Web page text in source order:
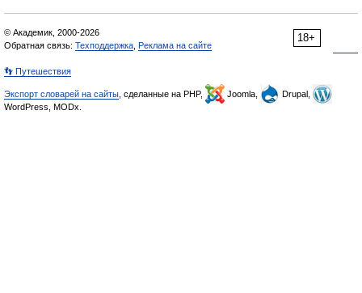
18+
© Академик, 2000-2026
Обратная связь: Техподдержка Реклама на сайте
👣 Путешествия
Экспорт словарей на сайты , сделанные на PHP, Joomla,
Drupal,
WordPress, MODx.